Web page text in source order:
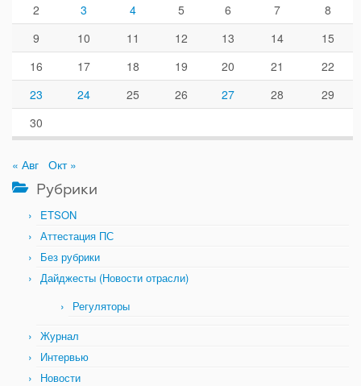
2
3 4 5 6 7
8
9
10 11 12 13 14
15
16
17 18 19 20 21
22
23
24 25 26 27 28
29
30
« Авг Окт »
Рубрики
ETSON
Аттестация ПС
Без рубрики
Дайджесты (Новости отрасли)
Регуляторы
Журнал
Интервью
Новости